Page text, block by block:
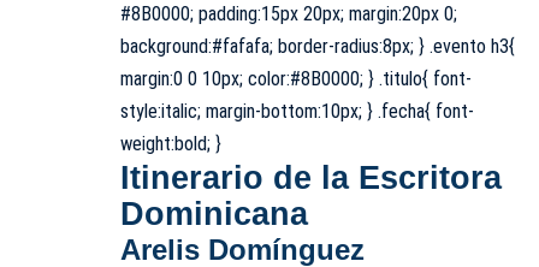
#8B0000; padding:15px 20px; margin:20px 0;
background:#fafafa; border-radius:8px; } .evento h3{
margin:0 0 10px; color:#8B0000; } .titulo{ font-
style:italic; margin-bottom:10px; } .fecha{ font-
weight:bold; }
Itinerario de la Escritora
Dominicana
Arelis Domínguez